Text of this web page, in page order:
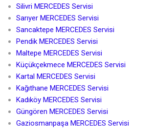
Silivri MERCEDES Servisi
Sarıyer MERCEDES Servisi
Sancaktepe MERCEDES Servisi
Pendik MERCEDES Servisi
Maltepe MERCEDES Servisi
Küçükçekmece MERCEDES Servisi
Kartal MERCEDES Servisi
Kağıthane MERCEDES Servisi
Kadıköy MERCEDES Servisi
Güngören MERCEDES Servisi
Gaziosmanpaşa MERCEDES Servisi